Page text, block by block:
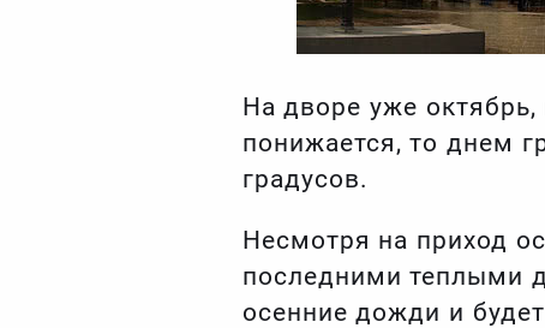
На дворе уже
понижается, то днем
градусов.
Несмотря на приход
последними теплыми
осенние дожди и